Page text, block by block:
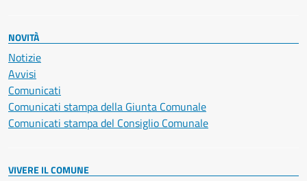
NOVITÀ
Notizie
Avvisi
Comunicati
Comunicati stampa della Giunta Comunale
Comunicati stampa del Consiglio Comunale
VIVERE IL COMUNE